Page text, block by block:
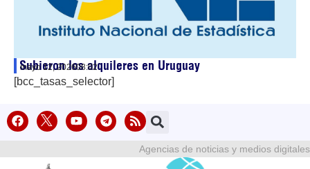
Subieron los alquileres en Uruguay
mayo 12, 202608:02
[bcc_tasas_selector]
Agencias de noticias y medios digitales